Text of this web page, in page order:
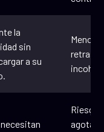
la
sin
a su
Menos
Riesgo